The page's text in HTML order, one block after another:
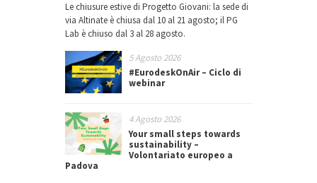
Le chiusure estive di Progetto Giovani: la sede di
via Altinate è chiusa dal 10 al 21 agosto; il PG
Lab è chiuso dal 3 al 28 agosto.
5 Agosto 2026
#EurodeskOnAir – Ciclo di
webinar
4 Agosto 2026
Your small steps towards
sustainability –
Volontariato europeo a
Padova